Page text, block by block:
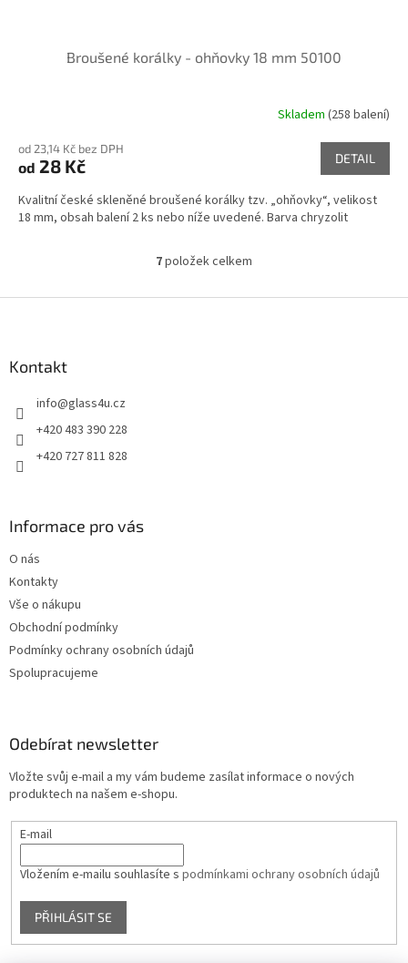
Broušené korálky - ohňovky 18 mm 50100
Skladem (258 balení)
od 23,14 Kč bez DPH
od 28 Kč DETAIL
Kvalitní české skleněné broušené korálky tzv. „ohňovky“, velikost
18 mm, obsah balení 2 ks nebo níže uvedené. Barva chryzolit
O
l
7položek celkem
Kontakt
info@glass4u.cz
+420 483 390 228
+420 727 811 828
Informace pro vás
O nás
Kontakty
Vše o nákupu
Obchodní podmínky
Podmínky ochrany osobních údajů
Spolupracujeme
Odebírat newsletter
Vložte svůj e-mail a my vám budeme zasílat informace o nových
produktech na našem e-shopu.
E-mail
Vložením e-mailu souhlasíte s podmínkami ochrany osobních údajů
PŘIHLÁSIT SE